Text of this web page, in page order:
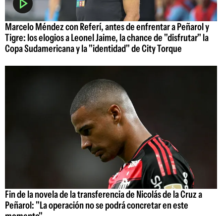
Marcelo Méndez con Referí, antes de enfrentar a Peñarol y
Tigre: los elogios a Leonel Jaime, la chance de "disfrutar" la
Copa Sudamericana y la "identidad" de City Torque
Fin de la novela de la transferencia de Nicolás de la Cruz a
Peñarol: "La operación no se podrá concretar en este